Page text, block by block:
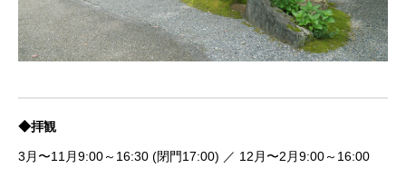
◆拝観
3月〜11月9:00～16:30 (閉門17:00) ／ 12月〜2月9:00～16:00